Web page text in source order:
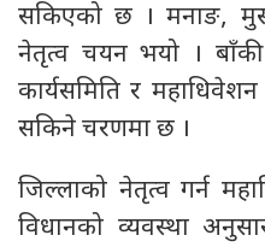
सकिएको छ । मनाङ,
नेतृत्व चयन भयो । बाँकी
कार्यसमिति र महाधिवेशन
सकिने चरणमा छ ।
जिल्लाको नेतृत्व गर्न
विधानको व्यवस्था